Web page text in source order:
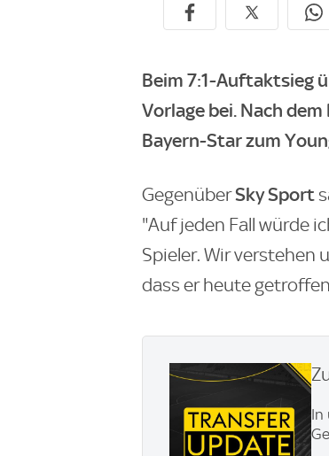
Beim 7:1-Auftaktsieg
Vorlage bei. Nach
Bayern-Star zum
GegenüberSky Sport
"Auf jeden Fall würde
Spieler. Wir verstehen
dass er heute
In